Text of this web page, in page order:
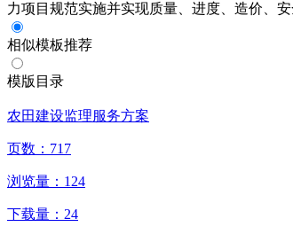
力项目规范实施并实现质量、进度、造价、安
相似模板推荐
模版目录
农田建设监理服务方案
页数： 717
浏览量： 124
下载量： 24